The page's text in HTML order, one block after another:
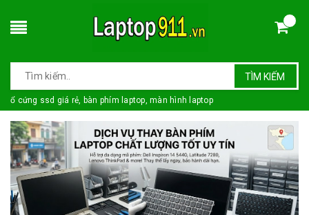
TÌM KIẾM
ổ cứng ssd giá rẻ, bàn phím laptop, màn hình laptop